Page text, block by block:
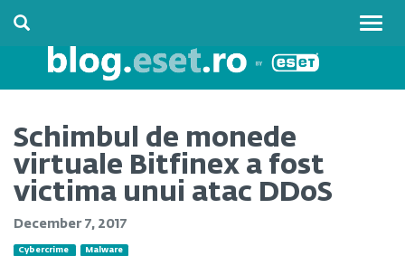
Schimbul de monede
virtuale Bitfinex a fost
victima unui atac DDoS
December 7, 2017
Cybercrime Malware